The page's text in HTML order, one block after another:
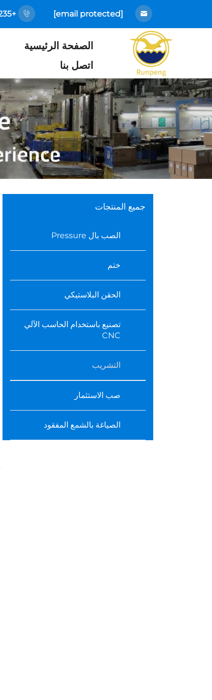
[email protected]
+86-18925258235
الصفحة الرئيسية
اتصل بنا
جميع المنتجات
الصب بال Pressure
ختم
الحقن البلاستيكي
تصنيع باستخدام الحاسب الآلي
CNC
التشريب
صب الاستثمار
الصياغة بالشمع المفقود